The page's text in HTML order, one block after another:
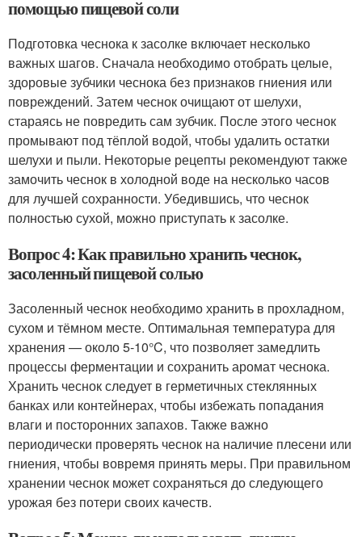
помощью пищевой соли
Подготовка чеснока к засолке включает несколько
важных шагов. Сначала необходимо отобрать целые,
здоровые зубчики чеснока без признаков гниения или
повреждений. Затем чеснок очищают от шелухи,
стараясь не повредить сам зубчик. После этого чеснок
промывают под тёплой водой, чтобы удалить остатки
шелухи и пыли. Некоторые рецепты рекомендуют также
замочить чеснок в холодной воде на несколько часов
для лучшей сохранности. Убедившись, что чеснок
полностью сухой, можно приступать к засолке.
Вопрос 4: Как правильно хранить чеснок,
засоленный пищевой солью
Засоленный чеснок необходимо хранить в прохладном,
сухом и тёмном месте. Оптимальная температура для
хранения — около 5-10°C, что позволяет замедлить
процессы ферментации и сохранить аромат чеснока.
Хранить чеснок следует в герметичных стеклянных
банках или контейнерах, чтобы избежать попадания
влаги и посторонних запахов. Также важно
периодически проверять чеснок на наличие плесени или
гниения, чтобы вовремя принять меры. При правильном
хранении чеснок может сохраняться до следующего
урожая без потери своих качеств.